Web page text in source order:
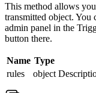
This method allows
transmitted object. You
admin panel in the
button there.
Name Type
rules
object